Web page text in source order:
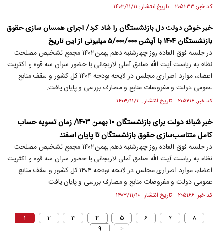
کد خبر: ۲۰۵۲۳۳ تاریخ انتشار : ۱۴۰۳/۱۱/۱۱
خبر خوش دولت دل بازنشستگان را شاد کرد/ اجرای همسان سازی حقوق
بازنشستگان ۱۴۰۴ با آپشن ۵/۰۰۰/۰۰۰ میلیونی از این تاریخ
در جلسه فوق العاده روز چهارشنبه دهم بهمن۱۴۰۳ مجمع تشخیص مصلحت
نظام به ریاست آیت الله صادق آملی لاریجانی با حضور سران سه قوه و اکثریت
اعضاء، موارد اصراری مجلس در لایحه بودجه ۱۴۰۴ کل کشور و سقف منابع
عمومی دولت و مفروضات منابع و مصارف بررسی و پایان یافت.
کد خبر: ۲۰۵۲۱۶ تاریخ انتشار : ۱۴۰۳/۱۱/۱۱
خبر شبانه دولت برای بازنشستگان ۱۰ بهمن ۱۴۰۳/ زمان تسویه حساب
کامل متناسب‌سازی حقوق بازنشستگان تا پایان اسفند
در جلسه فوق العاده روز چهارشنبه دهم بهمن۱۴۰۳ مجمع تشخیص مصلحت
نظام به ریاست آیت الله صادق آملی لاریجانی با حضور سران سه قوه و اکثریت
اعضاء، موارد اصراری مجلس در لایحه بودجه ۱۴۰۴ کل کشور و سقف منابع
عمومی دولت و مفروضات منابع و مصارف بررسی و پایان یافت.
کد خبر: ۲۰۵۱۶۶ تاریخ انتشار : ۱۴۰۳/۱۱/۱۰
۱ ۲ ۳ ۴ ۵ ۶ ۷
۸
>